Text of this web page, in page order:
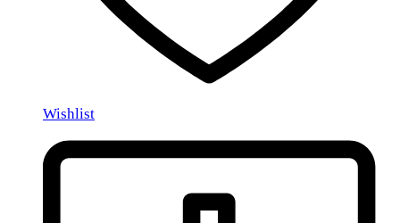
Wishlist